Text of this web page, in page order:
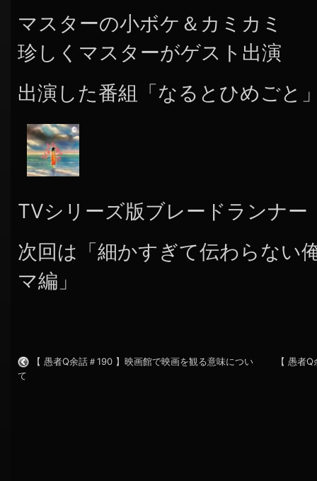
マスターの小ボケ＆カミカミ
珍しくマスターがゲスト出演
出演した番組「なるとひめごと
TVシリーズ版ブレードランナー
次回は「細かすぎて伝わらない
マ編」
【 愚者Q余話＃190 】映画館で映画を観る意味につい
て
【 愚者